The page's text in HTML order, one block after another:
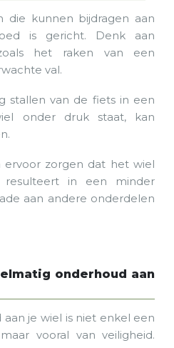
die kunnen bijdragen aan
is gericht. Denk aan
het raken van een
val.
stallen van de fiets in een
onder druk staat, kan
ervoor zorgen dat het wiel
resulteert in een minder
aan andere onderdelen
onderhoud aan
je wiel is niet enkel een
vooral van veiligheid.